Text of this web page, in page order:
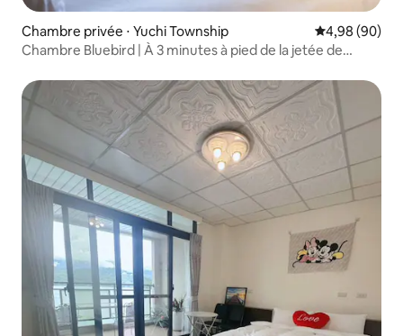
Chambre privée ⋅ Yuchi Township Évaluation
4,98 (90)
Chambre Bluebird | À 3 minutes à pied de la jetée de